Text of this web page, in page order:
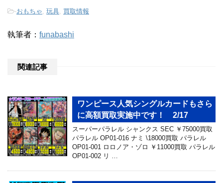
-おもちゃ 玩具 買取情報
執筆者： funabashi
関連記事
ワンピース人気シングルカードもさら
に高額買取実施中です！ 2/17
スーパーパラレル シャンクス SEC ￥75000買取
パラレル OP01-016 ナミ \18000買取 パラレル
OP01-001 ロロノア・ゾロ ￥11000買取 パラレル
OP01-002 リ …